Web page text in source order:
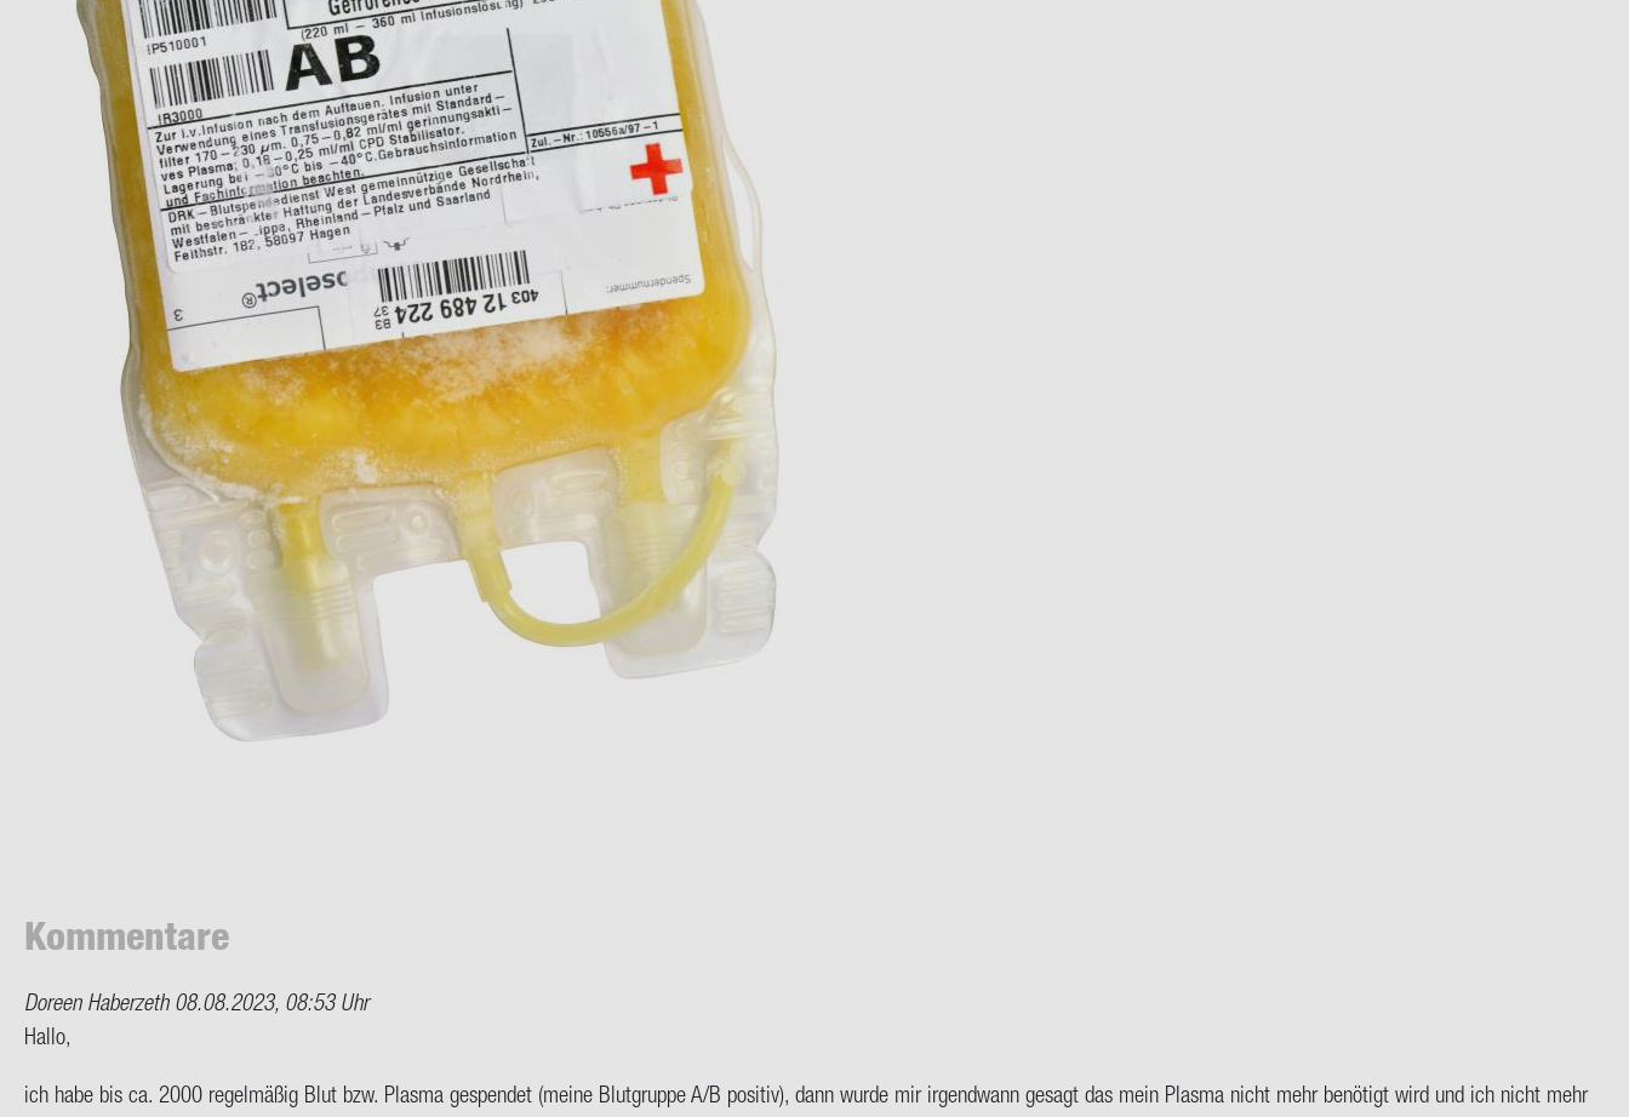
Kom­men­ta­re
Doreen Haberzeth08.08.2023, 08:53 Uhr
Hallo,
ich habe bis ca. 2000 re­gel­mä­ßig Blut bzw. Plas­ma ge­spen­det (meine Blut­grup­pe A/B po­si­tiv), dann wurde mir ir­gend­wann ge­sagt das mein Plas­ma nicht mehr be­nö­tigt wird und ich nicht mehr